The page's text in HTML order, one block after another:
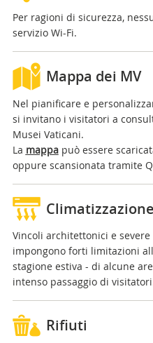
Per ragioni di sicurezza,
servizio Wi-Fi.
Mappa dei MV
Nel pianificare e
si invitano i visitatori a
Musei Vaticani.
La mappapuò essere
oppure scansionata tramite
Climatizzazione
Vincoli architettonici e
impongono forti limitazioni
stagione estiva - di alcune
intenso passaggio di
Rifiuti